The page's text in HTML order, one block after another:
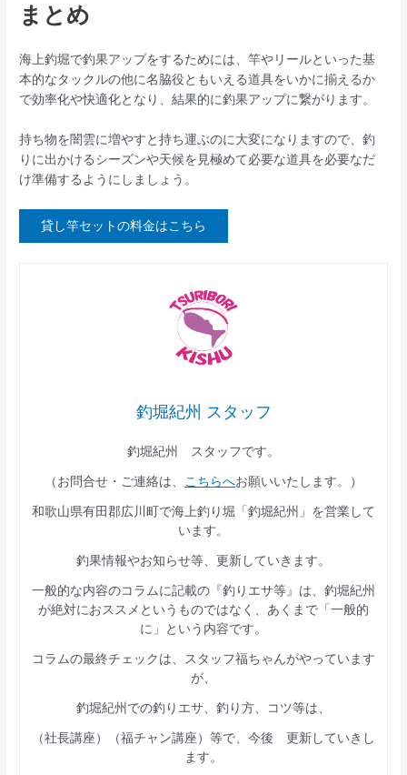
まとめ
海上釣堀で釣果アップをするためには、竿やリールといった基
本的なタックルの他に名脇役ともいえる道具をいかに揃えるか
で効率化や快適化となり、結果的に釣果アップに繋がります。
持ち物を闇雲に増やすと持ち運ぶのに大変になりますので、釣
りに出かけるシーズンや天候を見極めて必要な道具を必要なだ
け準備するようにしましょう。
貸し竿セットの料金はこちら
釣堀紀州 スタッフ
釣堀紀州 スタッフです。
（お問合せ・ご連絡は、
こちらへお願いいたします。）
和歌山県有田郡広川町で海上釣り堀「釣堀紀州」を営業して
います。
釣果情報やお知らせ等、更新していきます。
一般的な内容のコラムに記載の『釣りエサ等』は、釣堀紀州
が絶対におススメというものではなく、あくまで「一般的
に」という内容です。
コラムの最終チェックは、スタッフ福ちゃんがやっています
が、
釣堀紀州での釣りエサ、釣り方、コツ等は、
（社長講座）（福チャン講座）等で、今後 更新していきし
ます。